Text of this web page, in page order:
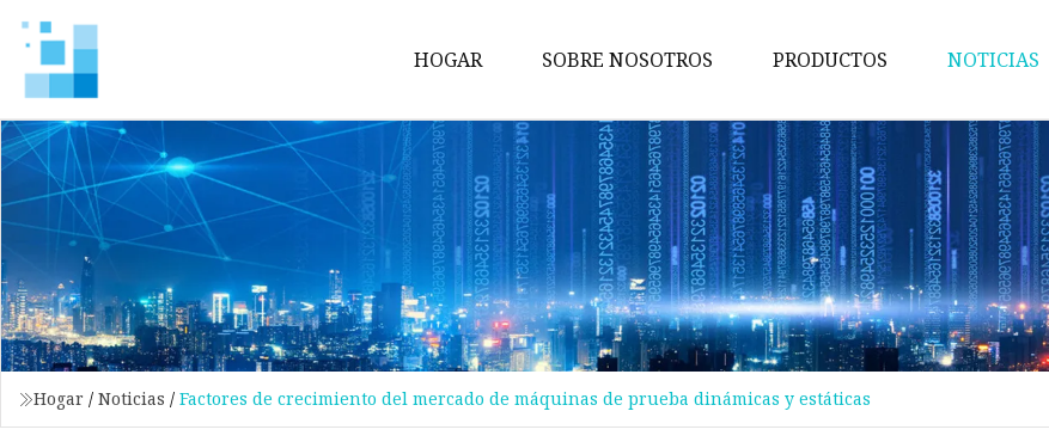
HOGAR SOBRE NOSOTROS PRODUCTOS
Maquina de pruebas
Máquina de embalaje
Maquina de cortar
Máquina bronceadora
Perforadora
Máquina transportadora
Máquina de implantación
NOTICIAS
Hogar / Noticias / Factores de crecimiento del mercado de máquinas de prueba dinámicas y estáticas